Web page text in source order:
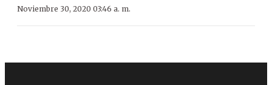
Noviembre 30, 2020 03:46 a. m.